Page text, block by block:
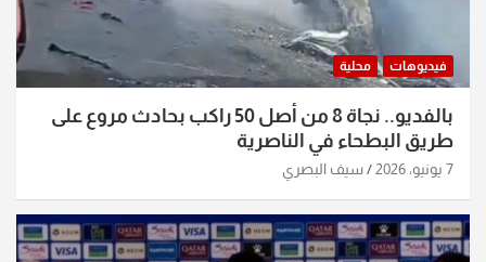
فيديوهات محلية
بالفديو.. نجاة 8 من أصل 50 راكب بحادث مروع على
طريق البطحاء في الناصرية
7 يونيو، 2026 سيف البصري